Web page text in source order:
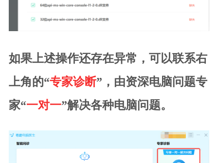
如果上述操作还存在异常，可以联系右
上角的“专家诊断”，由资深电脑问题专
家“一对一”解决各种电脑问题。